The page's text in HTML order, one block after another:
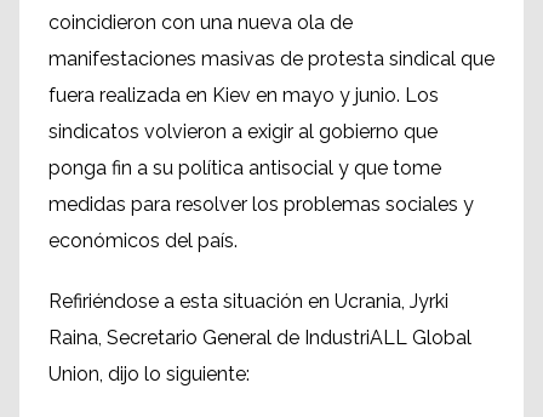
coincidieron con una nueva ola de
manifestaciones masivas de protesta sindical que
fuera realizada en Kiev en mayo y junio. Los
sindicatos volvieron a exigir al gobierno que
ponga fin a su política antisocial y que tome
medidas para resolver los problemas sociales y
económicos del país.
Refiriéndose a esta situación en Ucrania, Jyrki
Raina, Secretario General de IndustriALL Global
Union, dijo lo siguiente: